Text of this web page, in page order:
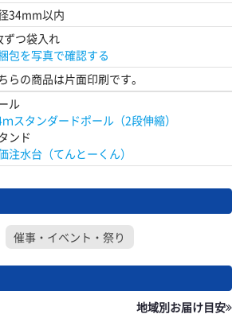
34mm以内
ずつ袋入れ
包を写真で確認する
らの商品は片面印刷です。
ル
スタンダードポール（2段伸縮）
ンド
注水台（てんとーくん）
催事・イベント・祭り
地域別お届け目安